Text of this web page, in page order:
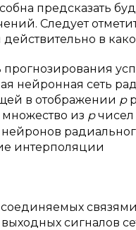
предсказать
Следует
в
нейронная сеть
в отображении p
множество из рчисел
интерполяции
сигналов